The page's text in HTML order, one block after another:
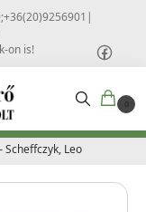
|
on is!
0
Scheffczyk, Leo